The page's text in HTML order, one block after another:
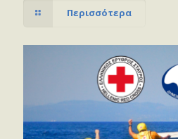
Περισσότερα